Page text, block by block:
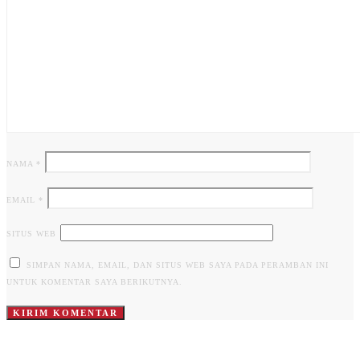
NAMA *
EMAIL *
SITUS WEB
SIMPAN NAMA, EMAIL, DAN SITUS WEB SAYA PADA PERAMBAN INI
UNTUK KOMENTAR SAYA BERIKUTNYA.